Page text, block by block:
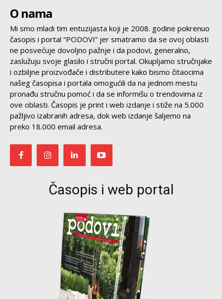
O nama
Mi smo mladi tim entuzijasta koji je 2008. godine pokrenuo
časopis i portal “PODOVI” jer smatramo da se ovoj oblasti
ne posvećuje dovoljno pažnje i da podovi, generalno,
zaslužuju svoje glasilo i stručni portal. Okupljamo stručnjake
i ozbiljne proizvođače i distributere kako bismo čitaocima
našeg časopisa i portala omogućili da na jednom mestu
pronađu stručnu pomoć i da se informišu o trendovima iz
ove oblasti. Časopis je print i web izdanje i stiže na 5.000
pažljivo izabranih adresa, dok web izdanje šaljemo na
preko 18.000 email adresa.
Časopis i web portal